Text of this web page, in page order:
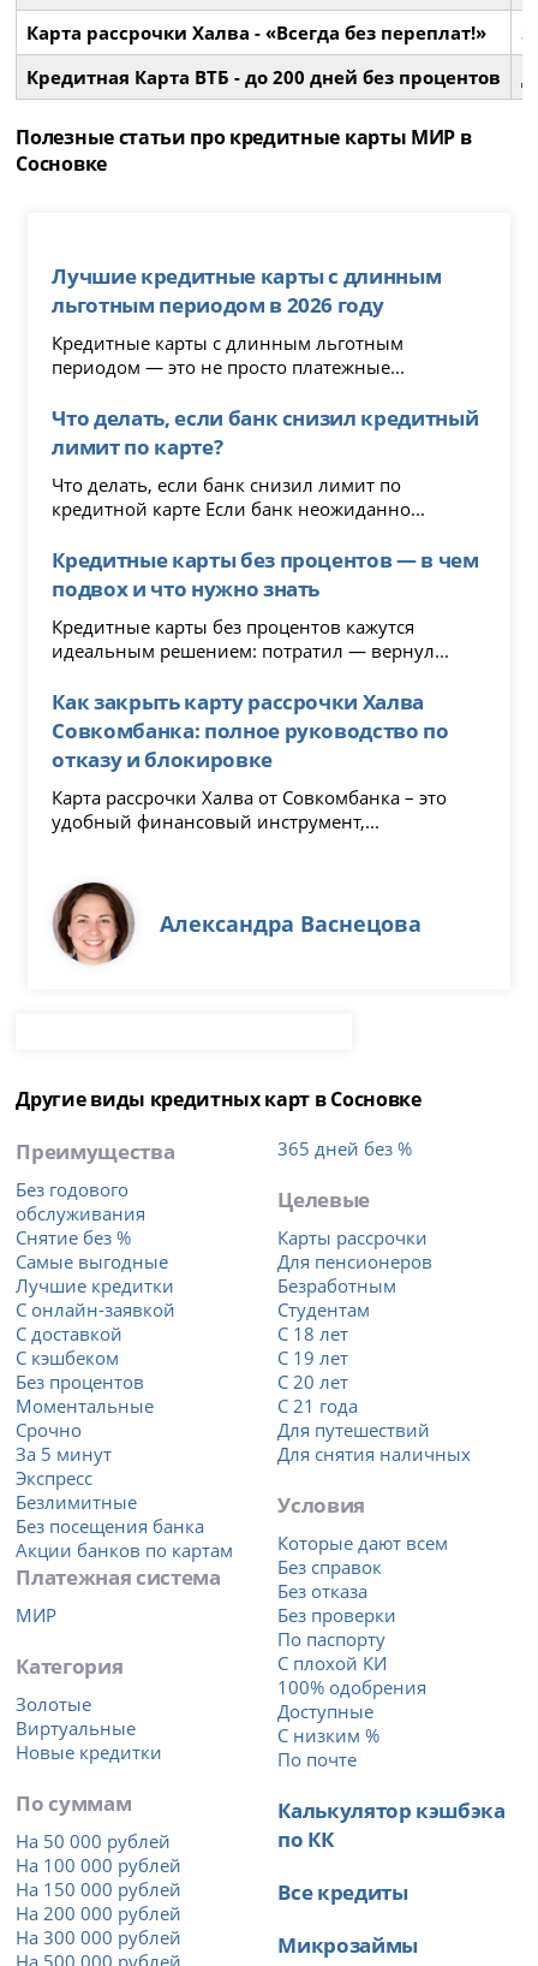
Карта рассрочки Халва - «Всегда без переплат!»
Кредитная Карта ВТБ - до 200 дней без процентов
Полезные статьи про кредитные карты МИР в
Сосновке
Лучшие кредитные карты с длинным
льготным периодом в 2026 году
Кредитные карты с длинным льготным
периодом — это не просто платежные...
Что делать, если банк снизил кредитный
лимит по карте?
Что делать, если банк снизил лимит по
кредитной карте Если банк неожиданно...
Кредитные карты без процентов — в чем
подвох и что нужно знать
Кредитные карты без процентов кажутся
идеальным решением: потратил — вернул...
Как закрыть карту рассрочки Халва
Совкомбанка: полное руководство по
отказу и блокировке
Карта рассрочки Халва от Совкомбанка – это
удобный финансовый инструмент,...
Александра Васнецова
Другие виды кредитных карт в Сосновке
Преимущества
Без годового
обслуживания
Снятие без %
Самые выгодные
Лучшие кредитки
С онлайн-заявкой
С доставкой
С кэшбеком
Без процентов
Моментальные
Срочно
За 5 минут
Экспресс
Безлимитные
Без посещения банка
Акции банков по картам
Платежная система
МИР
Категория
Золотые
Виртуальные
Новые кредитки
По суммам
На 50 000 рублей
На 100 000 рублей
На 150 000 рублей
На 200 000 рублей
На 300 000 рублей
365 дней без %
Целевые
Карты рассрочки
Для пенсионеров
Безработным
Студентам
С 18 лет
С 19 лет
С 20 лет
С 21 года
Для путешествий
Для снятия наличных
Условия
Которые дают всем
Без справок
Без отказа
Без проверки
По паспорту
С плохой КИ
100% одобрения
Доступные
С низким %
По почте
Калькулятор кэшбэка
по КК
Все кредиты
Микрозаймы